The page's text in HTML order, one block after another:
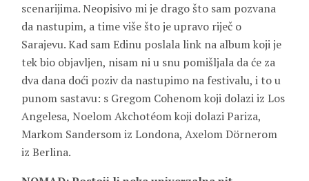
scenarijima. Neopisivo mi je drago što sam pozvana
da nastupim, a time više što je upravo riječ o
Sarajevu. Kad sam Edinu poslala link na album koji je
tek bio objavljen, nisam ni u snu pomišljala da će za
dva dana doći poziv da nastupimo na festivalu, i to u
punom sastavu: s Gregom Cohenom koji dolazi iz Los
Angelesa, Noelom Akchotéom koji dolazi Pariza,
Markom Sandersom iz Londona, Axelom Dörnerom
iz Berlina.